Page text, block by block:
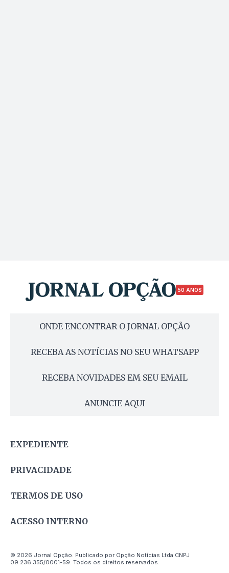
50 ANOS
ONDE ENCONTRAR O JORNAL OPÇÃO
RECEBA AS NOTÍCIAS NO SEU WHATSAPP
RECEBA NOVIDADES EM SEU EMAIL
ANUNCIE AQUI
EXPEDIENTE
PRIVACIDADE
TERMOS DE USO
ACESSO INTERNO
© 2026 Jornal Opção. Publicado por Opção Notícias Ltda CNPJ
09.236.355/0001-59. Todos os direitos reservados.